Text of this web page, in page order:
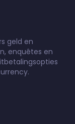
geld en
enquêtes en